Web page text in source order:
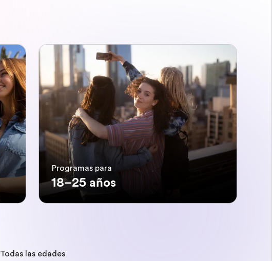
Programas para
18–25 años
Todas las edades